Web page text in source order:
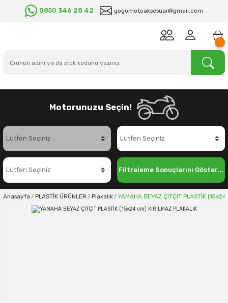
0850 346 28 42 gogomotoaksesuar@gmail.com
Motorunuzu Seçin!
Filtreleme Sonuçlarını Göster...
Anasayfa PLASTİK ÜRÜNLER Plakalık YAMAHA BEYAZ ÇITÇIT PLASTİK